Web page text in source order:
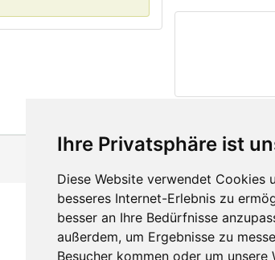
Ihre Privatsphäre ist
Diese Website verwendet Cookies
besseres Internet-Erlebnis zu
besser an Ihre Bedürfnisse
außerdem, um Ergebnisse zu
Besucher kommen oder um
Kontakt
Feedback
Fehler melden